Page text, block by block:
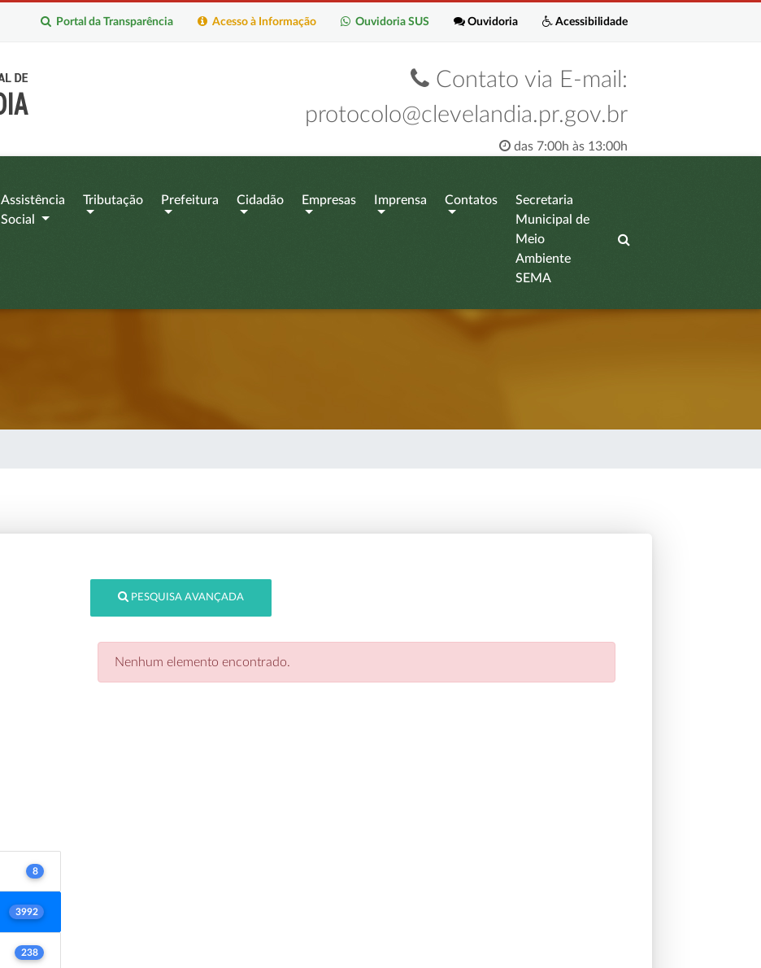
Acessibilidade
Ouvidoria
Ouvidoria SUS
Acesso à Informação
Portal da Transparência
Contato via E-mail:
protocolo@clevelandia.pr.gov.br
das 7:00h às 13:00h
Assistência
Social
Tributação Prefeitura Cidadão Empresas Imprensa Contatos
Secretaria
Municipal de
Meio
Ambiente
SEMA
8
3992
238
PESQUISA AVANÇADA
Nenhum elemento encontrado.